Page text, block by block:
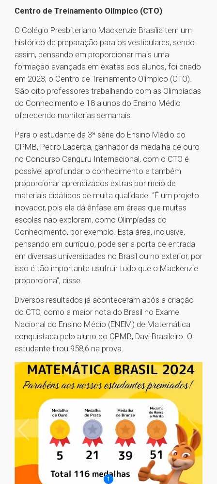
Centro de Treinamento Olímpico (CTO)
O Colégio Presbiteriano Mackenzie Brasília tem um
histórico de preparação para os vestibulares, sendo
assim, pensando em proporcionar mais uma
formação avançada em exatas aos alunos, foi criado
em 2023, o Centro de Treinamento Olímpico (CTO).
São oito professores trabalhando com as Olimpíadas
do Conhecimento e 18 alunos do Ensino Médio
oferecendo monitorias semanais.
Para o estudante da 3ª série do Ensino Médio do
CPMB, Pedro Lacerda, ganhador da medalha de ouro
no Concurso Canguru Internacional, com o CTO é
possível aprofundar o conhecimento e também
proporcionar aprendizados extras por meio de
materiais didáticos de muita qualidade. “É um projeto
inovador, pois ele dá ênfase em áreas que muitas
escolas não exploram, como Olimpíadas do
Conhecimento, por exemplo. Esta área, inclusive,
pensando em currículo, pode ser a porta de entrada
em diversas universidades no Brasil ou no exterior, por
isso é tão importante usufruir tudo que o Mackenzie
proporciona”, disse.
Diversos resultados já aconteceram após a criação
do CTO, como a maior nota do Brasil no Exame
Nacional do Ensino Médio (ENEM) de Matemática
conquistada pelo aluno do CPMB, Davi Brasileiro. O
estudante tirou 958,6 na prova.
1